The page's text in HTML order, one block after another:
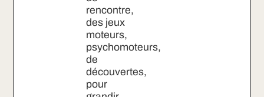
rencontre,
des jeux
moteurs,
psychomoteurs,
de
découvertes,
pour